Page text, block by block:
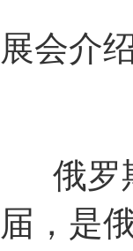
展会介
俄罗斯
届，是